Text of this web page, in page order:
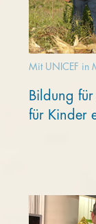
Mit UNICEF in
Bildung
für Kinder